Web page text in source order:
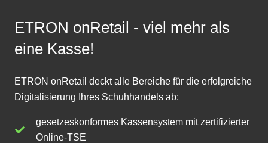
ETRON onRetail - viel mehr als
eine Kasse!
ETRON onRetail deckt alle Bereiche für die erfolgreiche
Digitalisierung Ihres Schuhhandels ab:
gesetzeskonformes Kassensystem mit zertifizierter
Online-TSE